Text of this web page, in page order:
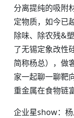
分离提纯的吸附
定物质，如今已
除味、除农残&
了无锡定象改性
简称杨总），做
家一起聊一聊靶
重金属在食物链
企业星show：